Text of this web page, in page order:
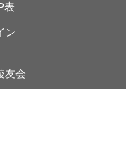
表
ン
友会